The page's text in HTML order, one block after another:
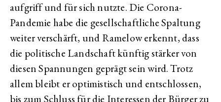
aufgriff und für sich nutzte. Die Corona-
Pandemie habe die gesellschaftliche Spaltung
weiter verschärft, und Ramelow erkennt, dass
die politische Landschaft künftig stärker von
diesen Spannungen geprägt sein wird. Trotz
allem bleibt er optimistisch und entschlossen,
bis zum Schluss für die Interessen der Bürger zu